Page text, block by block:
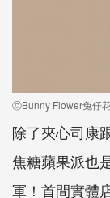
ⓒBunny Flower兔仔
除了夾心司康
焦糖蘋果派也
軍！首間實體